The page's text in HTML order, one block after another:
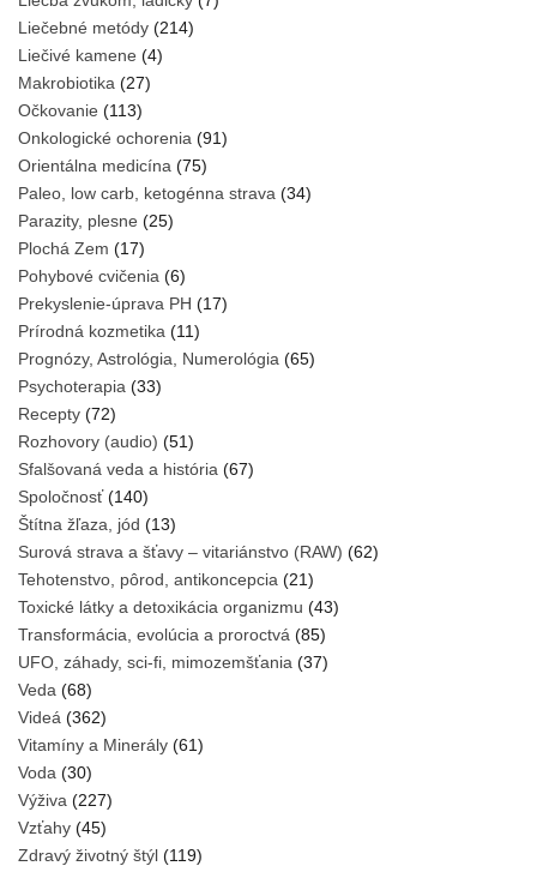
Liečebné metódy (214)
Liečivé kamene (4)
Makrobiotika (27)
Očkovanie (113)
Onkologické ochorenia (91)
Orientálna medicína (75)
Paleo, low carb, ketogénna strava (34)
Parazity, plesne (25)
Plochá Zem (17)
Pohybové cvičenia (6)
Prekyslenie-úprava PH (17)
Prírodná kozmetika (11)
Prognózy, Astrológia, Numerológia (65)
Psychoterapia (33)
Recepty (72)
Rozhovory (audio) (51)
Sfalšovaná veda a história (67)
Spoločnosť(140)
Štítna žľaza, jód (13)
Surová strava a šťavy – vitariánstvo (RAW) (62)
Tehotenstvo, pôrod, antikoncepcia (21)
Toxické látky a detoxikácia organizmu (43)
Transformácia, evolúcia a proroctvá (85)
UFO, záhady, sci-fi, mimozemšťania (37)
Veda (68)
Videá (362)
Vitamíny a Minerály (61)
Voda (30)
Výživa (227)
Vzťahy (45)
Zdravý životný štýl (119)